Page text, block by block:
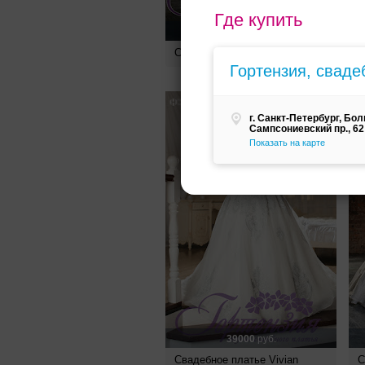
Где купить
Гортензия,
г. Санкт-Петербург,
Сампсониевский пр., 62
Показать на карте
18405 руб.
Свадебное платье Ellison
39000руб.
Свадебное платье Vivian